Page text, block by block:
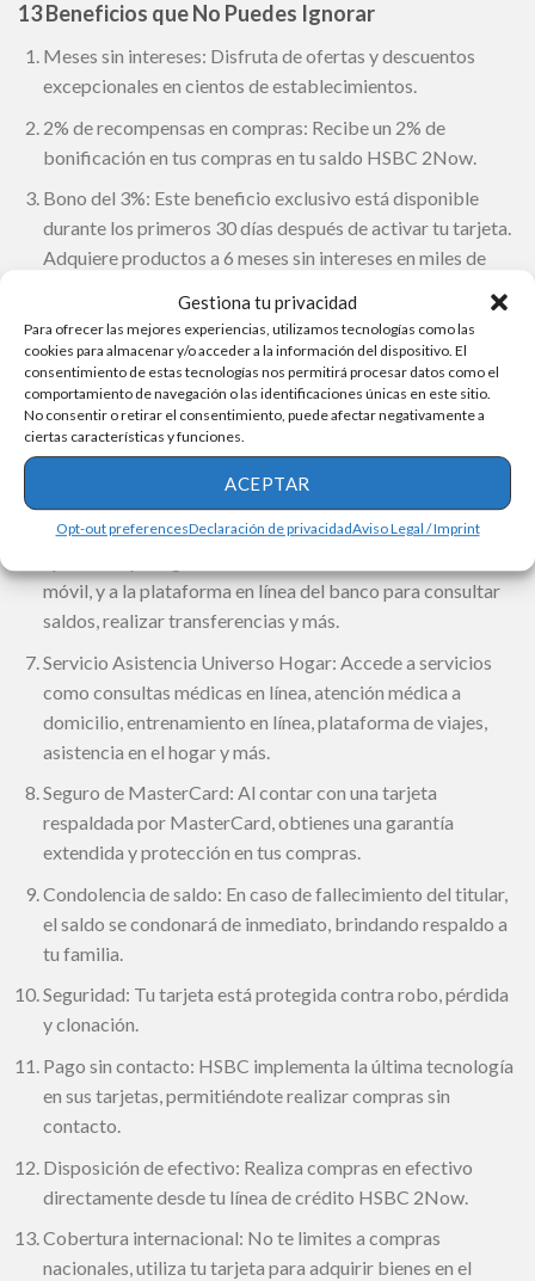
Gestiona tu privacidad
Para ofrecer las mejores experiencias, utilizamos tecnologías como las
cookies para almacenar y/o acceder a la información del dispositivo. El
consentimiento de estas tecnologías nos permitirá procesar datos como el
comportamiento de navegación o las identificaciones únicas en este sitio.
No consentir o retirar el consentimiento, puede afectar negativamente a
ciertas características y funciones.
ACEPTAR
Opt-out preferencesDeclaración de privacidadAviso Legal / Imprint
13 Beneficios que No Puedes Ignorar
Meses sin intereses: Disfruta de ofertas y descuentos
excepcionales en cientos de establecimientos.
2% de recompensas en compras: Recibe un 2% de
bonificación en tus compras en tu saldo HSBC 2Now.
Bono del 3%: Este beneficio exclusivo está disponible
durante los primeros 30 días después de activar tu tarjeta.
Adquiere productos a 6 meses sin intereses en miles de
Oportunidad de tener más productos: Obtén hasta 5
productos adicionales sin cargos anuales al adquirir este
producto.
Carácter digital: Crea una versión digital de tu
instrumento crediticio para hacer compras en línea con
Aplicación HSBC y Banca en Línea: Accede a una
móvil, y a la plataforma en línea del banco para consultar
saldos, realizar transferencias y más.
Servicio Asistencia Universo Hogar: Accede a servicios
como consultas médicas en línea, atención médica a
domicilio, entrenamiento en línea, plataforma de viajes,
asistencia en el hogar y más.
Seguro de MasterCard: Al contar con una tarjeta
respaldada por MasterCard, obtienes una garantía
extendida y protección en tus compras.
Condolencia de saldo: En caso de fallecimiento del titular,
el saldo se condonará de inmediato, brindando respaldo a
tu familia.
Seguridad: Tu tarjeta está protegida contra robo, pérdida
y clonación.
Pago sin contacto: HSBC implementa la última tecnología
en sus tarjetas, permitiéndote realizar compras sin
contacto.
Disposición de efectivo: Realiza compras en efectivo
directamente desde tu línea de crédito HSBC 2Now.
Cobertura internacional: No te limites a compras
nacionales, utiliza tu tarjeta para adquirir bienes en el